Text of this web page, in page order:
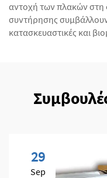
αντοχή των πλακών στη
συντήρησης
κατασκευαστικές και
29
Sep